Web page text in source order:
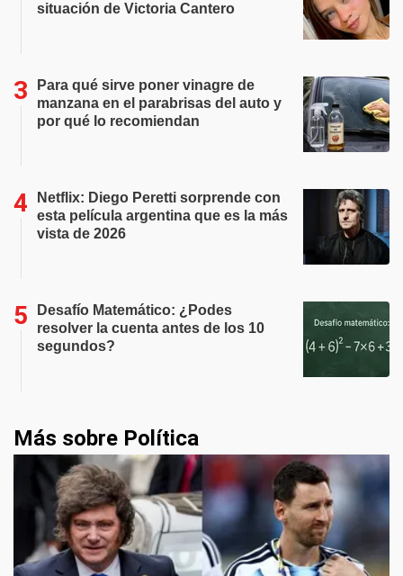
situación de Victoria Cantero
Para qué sirve poner vinagre de
manzana en el parabrisas del auto y
por qué lo recomiendan
Netflix: Diego Peretti sorprende con
esta película argentina que es la más
vista de 2026
Desafío Matemático: ¿Podes
resolver la cuenta antes de los 10
segundos?
Más sobre Política